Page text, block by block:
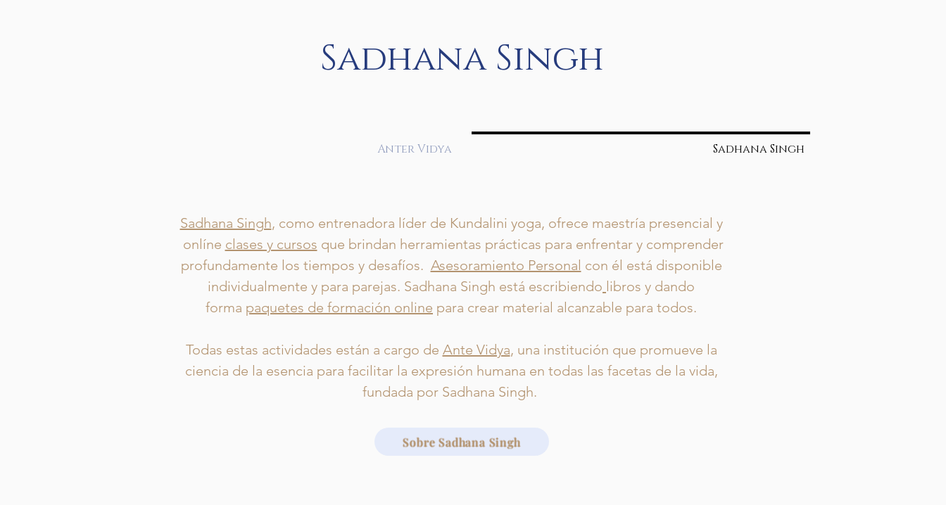
Sadhana Singh
Anter Vidya Sadhana Singh
Sadhana Singh, como entrenadora líder de Kundalini yoga, ofrece maestría presencial y
onlíne clases y cursos que brindan herramientas prácticas para enfrentar y comprender
profundamente los tiempos y desafíos. Asesoramiento Personal con él está disponible
individualmente y para parejas. Sadhana Singh está escribiendo libros y dando
forma paquetes de formación online para crear material alcanzable para todos.
Todas estas actividades están a cargo de Ante Vidya, una institución que promueve la
ciencia de la esencia para facilitar la expresión humana en todas las facetas de la vida,
fundada por Sadhana Singh.
Sobre Sadhana Singh